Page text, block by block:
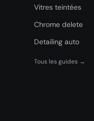
Vitres teintées
Chrome delete
Detailing auto
Tous les guides →